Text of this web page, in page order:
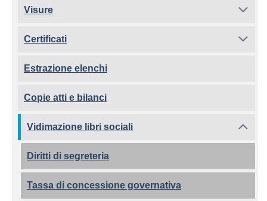
Visure
Certificati
Estrazione elenchi
Copie atti e bilanci
Vidimazione libri sociali
Diritti di segreteria
Tassa di concessione governativa